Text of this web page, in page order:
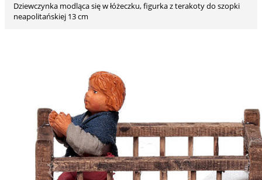
Dziewczynka modląca się w łóżeczku, figurka z terakoty do szopki
neapolitańskiej 13 cm